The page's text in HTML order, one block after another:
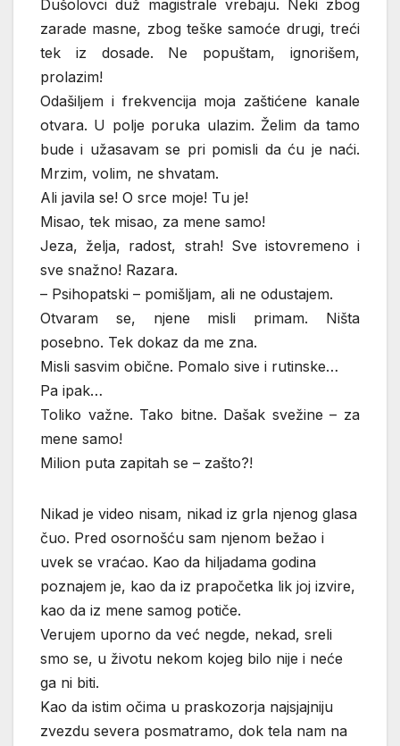
Dušolovci duž magistrale vrebaju. Neki zbog
zarade masne, zbog teške samoće drugi, treći
tek iz dosade. Ne popuštam, ignorišem,
prolazim!
Odašiljem i frekvencija moja zaštićene kanale
otvara. U polje poruka ulazim. Želim da tamo
bude i užasavam se pri pomisli da ću je naći.
Mrzim, volim, ne shvatam.
Ali javila se! O srce moje! Tu je!
Misao, tek misao, za mene samo!
Jeza, želja, radost, strah! Sve istovremeno i
sve snažno! Razara.
– Psihopatski – pomišljam, ali ne odustajem.
Otvaram se, njene misli primam. Ništa
posebno. Tek dokaz da me zna.
Misli sasvim obične. Pomalo sive i rutinske…
Pa ipak…
Toliko važne. Tako bitne. Dašak svežine – za
mene samo!
Milion puta zapitah se – zašto?!
Nikad je video nisam, nikad iz grla njenog glasa
čuo. Pred osornošću sam njenom bežao i
uvek se vraćao. Kao da hiljadama godina
poznajem je, kao da iz prapočetka lik joj izvire,
kao da iz mene samog potiče.
Verujem uporno da već negde, nekad, sreli
smo se, u životu nekom kojeg bilo nije i neće
ga ni biti.
Kao da istim očima u praskozorja najsjajniju
zvezdu severa posmatramo, dok tela nam na